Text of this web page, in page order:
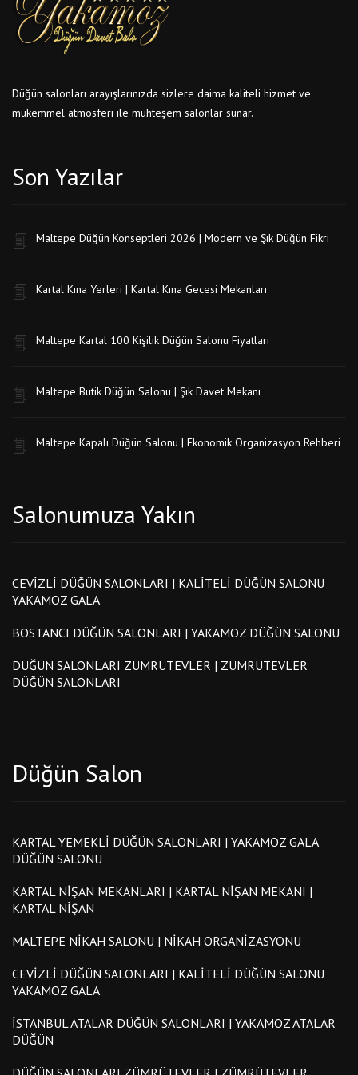
Düğün salonları arayışlarınızda sizlere daima kaliteli hizmet ve
mükemmel atmosferi ile muhteşem salonlar sunar.
Son Yazılar
Maltepe Düğün Konseptleri 2026 | Modern ve Şık Düğün Fikri
Kartal Kına Yerleri | Kartal Kına Gecesi Mekanları
Maltepe Kartal 100 Kişilik Düğün Salonu Fiyatları
Maltepe Butik Düğün Salonu | Şık Davet Mekanı
Maltepe Kapalı Düğün Salonu | Ekonomik Organizasyon Rehberi
Salonumuza Yakın
CEVIZLI DÜĞÜN SALONLARI | KALITELI DÜĞÜN SALONU
YAKAMOZ GALA
BOSTANCI DÜĞÜN SALONLARI | YAKAMOZ DÜĞÜN SALONU
DÜĞÜN SALONLARI ZÜMRÜTEVLER | ZÜMRÜTEVLER
DÜĞÜN SALONLARI
Düğün Salon
KARTAL YEMEKLI DÜĞÜN SALONLARI | YAKAMOZ GALA
DÜĞÜN SALONU
KARTAL NIŞAN MEKANLARI | KARTAL NIŞAN MEKANI |
KARTAL NIŞAN
MALTEPE NIKAH SALONU | NIKAH ORGANIZASYONU
CEVIZLI DÜĞÜN SALONLARI | KALITELI DÜĞÜN SALONU
YAKAMOZ GALA
İSTANBUL ATALAR DÜĞÜN SALONLARI | YAKAMOZ ATALAR
DÜĞÜN